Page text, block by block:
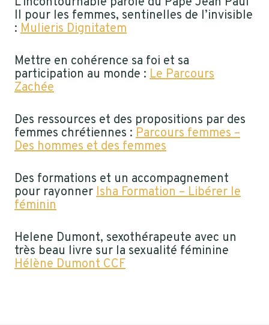
II pour les femmes, sentinelles de l’invisible
: Mulieris Dignitatem
Mettre en cohérence sa foi et sa
participation au monde : Le Parcours
Zachée
Des ressources et des propositions par des
femmes chrétiennes : Parcours femmes –
Des hommes et des femmes
Des formations et un accompagnement
pour rayonnerIsha Formation – Libérer le
féminin
Helene Dumont, sexothérapeute avec un
très beau livre sur la sexualité féminine
Hélène Dumont CCF